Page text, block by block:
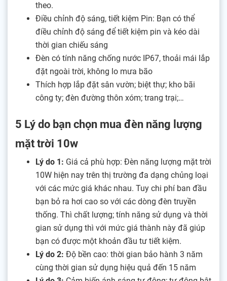
theo.
Điều chỉnh độ sáng, tiết kiệm Pin: Bạn có thể
điều chỉnh độ sáng để tiết kiệm pin và kéo dài
thời gian chiếu sáng
Đèn có tính năng chống nước IP67, thoải mái lắp
đặt ngoài trời, không lo mưa bão
Thích hợp lắp đặt sân vườn; biệt thự; kho bãi
công ty; đèn đường thôn xóm; trang trại;…
5 Lý do bạn chọn mua đèn năng lượng
mặt trời 10w
Lý do 1: Giá cả phù hợp: Đèn năng lượng mặt trời
10W hiện nay trên thị trường đa dạng chủng loại
với các mức giá khác nhau. Tuy chi phí ban đầu
bạn bỏ ra hơi cao so với các dòng đèn truyền
thống. Thì chất lượng; tính năng sử dụng và thời
gian sử dụng thì với mức giá thành này đã giúp
bạn có được một khoản đầu tư tiết kiệm.
Lý do 2: Độ bền cao: thời gian bảo hành 3 năm
cùng thời gian sử dụng hiệu quả đến 15 năm